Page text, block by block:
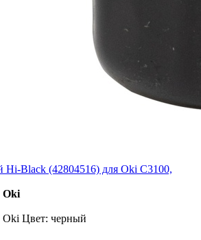
Hi-Black (42804516) для Oki С3100,
Oki
Oki Цвет: черный